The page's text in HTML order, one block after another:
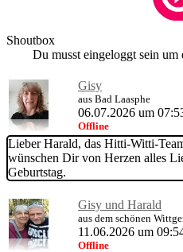
Shoutbox
Du musst eingeloggt sein
Gisy
aus Bad Laasphe
06.07.2026 um
Offline
Lieber Harald, das Hitti-Witti-
wünschen Dir von Herzen alles
Geburtstag.
Gisy und Harald
aus dem schönen
11.06.2026 um
Offline